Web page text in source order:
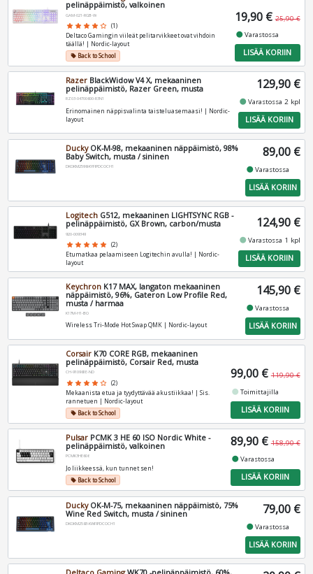
pelinäppäimistö, valkoinen
GAM-021-RGB-W
star star star star star_border (1)
Deltaco Gamingin viileät pelitarvikkeet ovat vihdoin
täällä! | Nordic-layout
local_offerBack to School
19,90 € 25,90 €
fiber_manual_recordVarastossa
LISÄÄ KORIIN
Razer BlackWidow V4 X, mekaaninen
pelinäppäimistö, Razer Green, musta
RZ03-04700600-R3N1
Erinomainen näppisvalinta taisteluasemaasi! | Nordic-
layout
129,90 €
fiber_manual_recordVarastossa 2 kpl
LISÄÄ KORIIN
DuckyOK-M-98, mekaaninen näppäimistö, 98%
Baby Switch, musta / sininen
DKOKM2598-KYFIPDCOCH1
89,00 €
fiber_manual_recordVarastossa
LISÄÄ KORIIN
Logitech G512, mekaaninen LIGHTSYNC RGB -
pelinäppäimistö, GX Brown, carbon/musta
920-009349
star star star star star (2)
Etumatkaa pelaamiseen Logitechin avulla! | Nordic-
layout
124,90 €
fiber_manual_recordVarastossa 1 kpl
LISÄÄ KORIIN
Keychron K17 MAX, langaton mekaaninen
näppäimistö, 96%, Gateron Low Profile Red,
musta / harmaa
K17M-H1-BO
Wireless Tri-Mode Hot Swap QMK | Nordic-layout
145,90 €
fiber_manual_recordVarastossa
LISÄÄ KORIIN
Corsair K70 CORE RGB, mekaaninen
pelinäppäimistö, Corsair Red, musta
CH-910981E-ND
star star star star star_border (2)
Mekaanista etua ja tyydyttävää akustiikkaa! | Sis.
rannetuen | Nordic-layout
local_offerBack to School
99,00 € 119,90 €
fiber_manual_record Toimittajilla
LISÄÄ KORIIN
Pulsar PCMK 3 HE 60 ISO Nordic White -
pelinäppäimistö, valkoinen
PCMK3HE606
Jo liikkeessä, kun tunnet sen!
local_offerBack to School
89,90 € 158,90 €
fiber_manual_recordVarastossa
LISÄÄ KORIIN
DuckyOK-M-75, mekaaninen näppäimistö, 75%
Wine Red Switch, musta / sininen
DKOKM2583-KWFIPDCOCH1
79,00 €
fiber_manual_recordVarastossa
LISÄÄ KORIIN